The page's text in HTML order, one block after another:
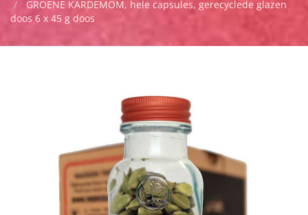
GROENE KARDEMOM, hele capsules, gerecyclede glazen
doos 6 x 45 g doos